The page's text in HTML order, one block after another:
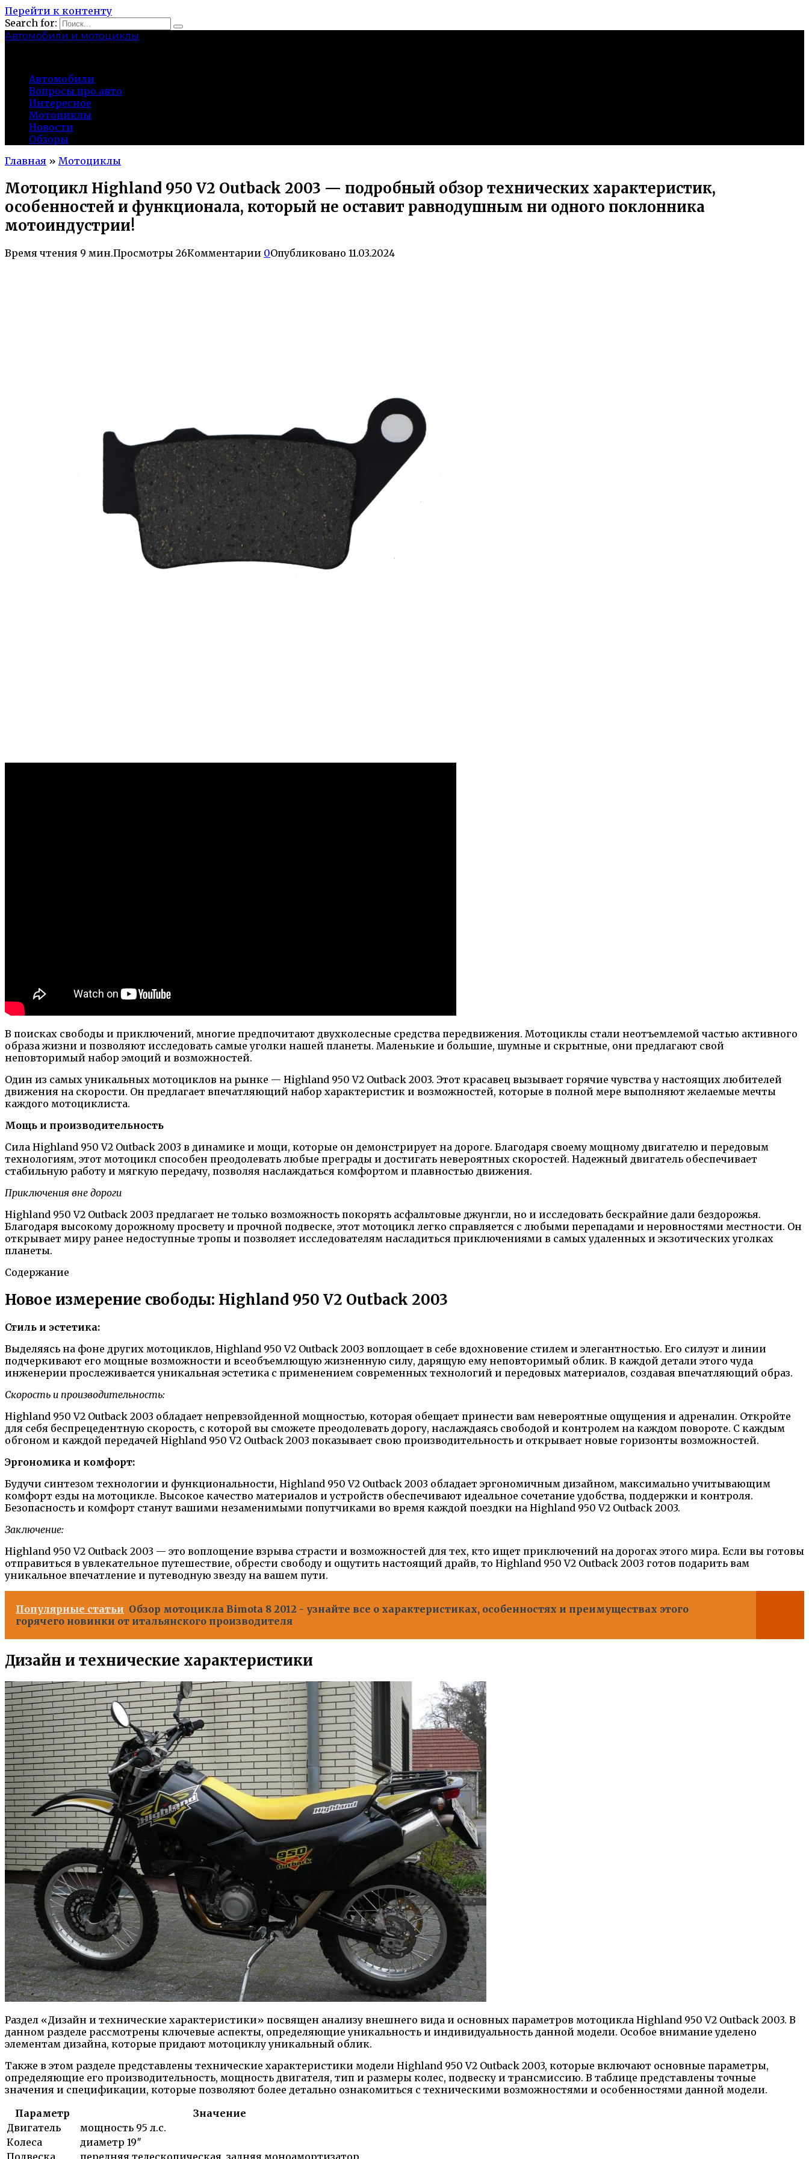
Перейти к контенту
Search for:
Автомобили и мотоциклы
Автомобили
Вопросы про авто
Интересное
Мотоциклы
Новости
Обзоры
Главная » Мотоциклы
Мотоцикл Highland 950 V2 Outback 2003 — подробный обзор технических характеристик,
особенностей и функционала, который не оставит равнодушным ни одного поклонника
мотоиндустрии!
Время чтения 9 мин.Просмотры 26Комментарии 0Опубликовано 11.03.2024
В поисках свободы и приключений, многие предпочитают двухколесные средства передвижения. Мотоциклы стали неотъемлемой частью активного
образа жизни и позволяют исследовать самые уголки нашей планеты. Маленькие и большие, шумные и скрытные, они предлагают свой
неповторимый набор эмоций и возможностей.
Один из самых уникальных мотоциклов на рынке — Highland 950 V2 Outback 2003. Этот красавец вызывает горячие чувства у настоящих любителей
движения на скорости. Он предлагает впечатляющий набор характеристик и возможностей, которые в полной мере выполняют желаемые мечты
каждого мотоциклиста.
Мощь и производительность
Сила Highland 950 V2 Outback 2003 в динамике и мощи, которые он демонстрирует на дороге. Благодаря своему мощному двигателю и передовым
технологиям, этот мотоцикл способен преодолевать любые преграды и достигать невероятных скоростей. Надежный двигатель обеспечивает
стабильную работу и мягкую передачу, позволяя наслаждаться комфортом и плавностью движения.
Приключения вне дороги
Highland 950 V2 Outback 2003 предлагает не только возможность покорять асфальтовые джунгли, но и исследовать бескрайние дали бездорожья.
Благодаря высокому дорожному просвету и прочной подвеске, этот мотоцикл легко справляется с любыми перепадами и неровностями местности. Он
открывает миру ранее недоступные тропы и позволяет исследователям насладиться приключениями в самых удаленных и экзотических уголках
планеты.
Содержание
Новое измерение свободы: Highland 950 V2 Outback 2003
Стиль и эстетика:
Выделяясь на фоне других мотоциклов, Highland 950 V2 Outback 2003 воплощает в себе вдохновение стилем и элегантностью. Его силуэт и линии
подчеркивают его мощные возможности и всеобъемлющую жизненную силу, дарящую ему неповторимый облик. В каждой детали этого чуда
инженерии прослеживается уникальная эстетика с применением современных технологий и передовых материалов, создавая впечатляющий образ.
Скорость и производительность:
Highland 950 V2 Outback 2003 обладает непревзойденной мощностью, которая обещает принести вам невероятные ощущения и адреналин. Откройте
для себя беспрецедентную скорость, с которой вы сможете преодолевать дорогу, наслаждаясь свободой и контролем на каждом повороте. С каждым
обгоном и каждой передачей Highland 950 V2 Outback 2003 показывает свою производительность и открывает новые горизонты возможностей.
Эргономика и комфорт:
Будучи синтезом технологии и функциональности, Highland 950 V2 Outback 2003 обладает эргономичным дизайном, максимально учитывающим
комфорт езды на мотоцикле. Высокое качество материалов и устройств обеспечивают идеальное сочетание удобства, поддержки и контроля.
Безопасность и комфорт станут вашими незаменимыми попутчиками во время каждой поездки на Highland 950 V2 Outback 2003.
Заключение:
Highland 950 V2 Outback 2003 — это воплощение взрыва страсти и возможностей для тех, кто ищет приключений на дорогах этого мира. Если вы готовы
отправиться в увлекательное путешествие, обрести свободу и ощутить настоящий драйв, то Highland 950 V2 Outback 2003 готов подарить вам
уникальное впечатление и путеводную звезду на вашем пути.
Популярные статьи Обзор мотоцикла Bimota 8 2012 - узнайте все о характеристиках, особенностях и преимуществах этого
горячего новинки от итальянского производителя
Дизайн и технические характеристики
Раздел «Дизайн и технические характеристики» посвящен анализу внешнего вида и основных параметров мотоцикла Highland 950 V2 Outback 2003. В
данном разделе рассмотрены ключевые аспекты, определяющие уникальность и индивидуальность данной модели. Особое внимание уделено
элементам дизайна, которые придают мотоциклу уникальный облик.
Также в этом разделе представлены технические характеристики модели Highland 950 V2 Outback 2003, которые включают основные параметры,
определяющие его производительность, мощность двигателя, тип и размеры колес, подвеску и трансмиссию. В таблице представлены точные
значения и спецификации, которые позволяют более детально ознакомиться с техническими возможностями и особенностями данной модели.
Параметр
Значение
Двигатель
мощность 95 л.с.
Колеса
диаметр 19″